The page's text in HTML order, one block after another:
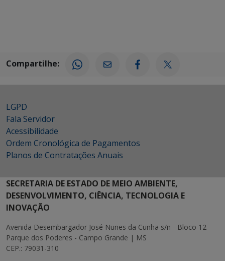
Compartilhe:
LGPD
Fala Servidor
Acessibilidade
Ordem Cronológica de Pagamentos
Planos de Contratações Anuais
SECRETARIA DE ESTADO DE MEIO AMBIENTE,
DESENVOLVIMENTO, CIÊNCIA, TECNOLOGIA E
INOVAÇÃO
Avenida Desembargador José Nunes da Cunha s/n - Bloco 12
Parque dos Poderes - Campo Grande | MS
CEP.: 79031-310